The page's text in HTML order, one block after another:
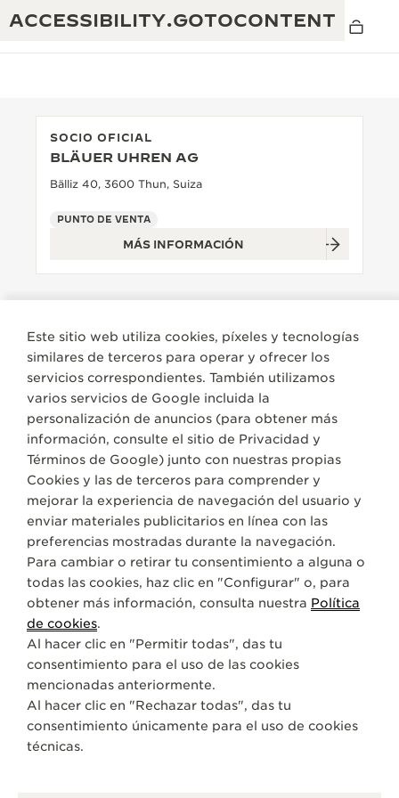
ACCESSIBILITY.GOTOCONTENT
GARANTÍA DE JAEGER-LECOULTRE
THE REVERSO STORIES
THE SOUND MAKER
LA ODISEA ESTELAR
THE PRECISION PIONEER
VER TODOS LOS EVENTOS
EXCELENCIA: MÁS DE 190 AÑOS
CREATIVIDAD: MÁS DE 430 PATENTES
SOCIO OFICIAL
BLÄUER UHREN AG
Bälliz 40, 3600 Thun, Suiza
PUNTO DE VENTA
MÁS INFORMACIÓN
ENCONTRAR UNA BOUTIQUE TODAS LAS TIENDAS
SUIZATHUN
IR A LA PÁGINA DE INSTAGRAM DE JAEGER-
IR A LA PÁGINA DE LINKEDIN DE
IR A LA PÁGINA DE FACEBOOK DE
IR A LA PÁGINA DE YOUTUBE
IR A LA PÁGINA DE
IR A LA PÁGINA DE
SUSCRIBIRSE A LA NEWSLETTER
ACERCA DE NOSOTROS
SERVICIOS
CONTACTO
Este sitio web utiliza cookies, píxeles y tecnologías
similares de terceros para operar y ofrecer los
servicios correspondientes. También utilizamos
varios servicios de Google incluida la
personalización de anuncios (para obtener más
información, consulte el sitio de Privacidad y
Términos de Google) junto con nuestras propias
Cookies y las de terceros para comprender y
mejorar la experiencia de navegación del usuario y
enviar materiales publicitarios en línea con las
preferencias mostradas durante la navegación.
Para cambiar o retirar tu consentimiento a alguna o
todas las cookies, haz clic en "Configurar" o, para
obtener más información, consulta nuestra Política
de cookies.
Al hacer clic en "Permitir todas", das tu
consentimiento para el uso de las cookies
mencionadas anteriormente.
Al hacer clic en "Rechazar todas", das tu
consentimiento únicamente para el uso de cookies
técnicas.